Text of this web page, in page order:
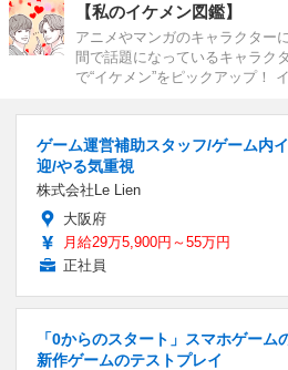
【私のイケメン図鑑】
アニメやマンガのキャラクター
間で話題になっているキャラク
で“イケメン”をピックアップ！
ゲーム運営補助スタッフ/ゲーム内
迎/やる気重視
株式会社Le Lien
大阪府
月給29万5,900円～55万円
正社員
「0からのスタート」スマホゲー
新作ゲームのテストプレイ